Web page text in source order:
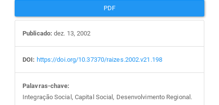
PDF
Publicado: dez. 13, 2002
DOI: https://doi.org/10.37370/raizes.2002.v21.198
Palavras-chave:
Integração Social, Capital Social, Desenvolvimento Regional.